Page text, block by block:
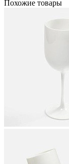
Похожие товары